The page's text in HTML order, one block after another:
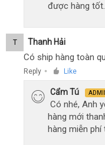
được hàng tốt.
T Thanh Hải
Có ship hàng toàn
Reply ● Like
Cẩm Tú
Có nhé, Anh
hàng mới
hàng miễn